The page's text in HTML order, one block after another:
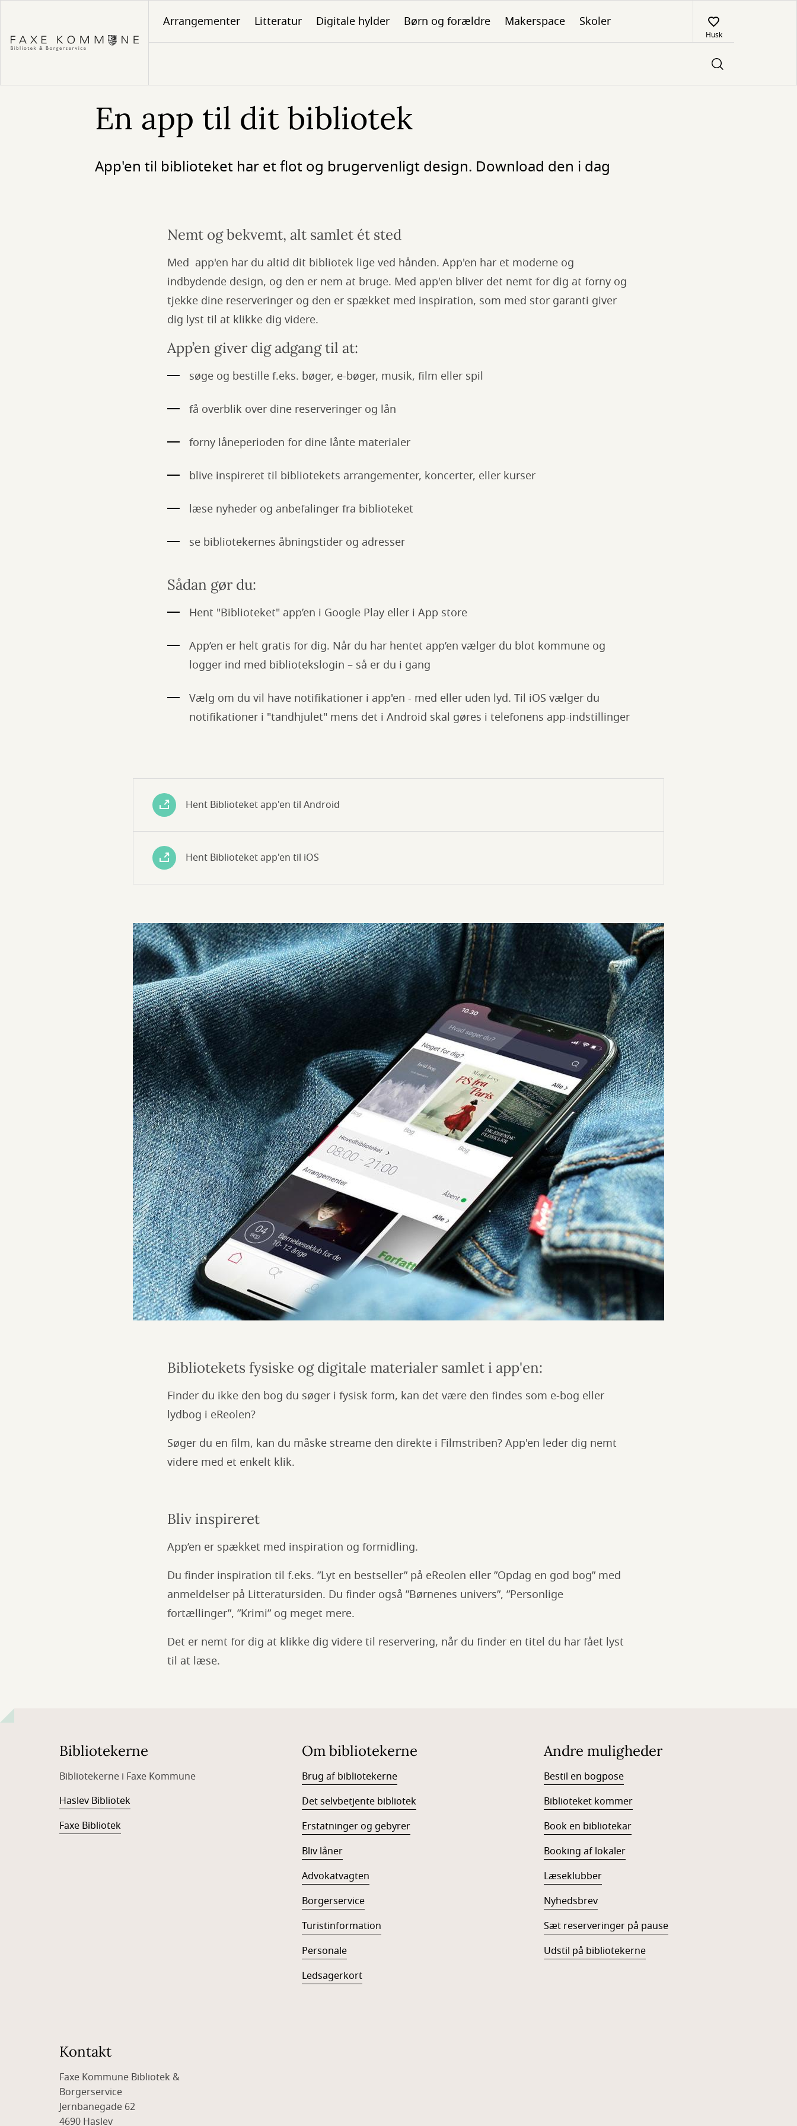
hovedindhold
Arrangementer Litteratur Digitale hylder Børn og forældre Makerspace Skoler
Husk
En app til dit bibliotek
App'en til biblioteket har et flot og brugervenligt design. Download den i dag
Nemt og bekvemt, alt samlet ét sted
Med app'en har du altid dit bibliotek lige ved hånden. App'en har et moderne og
indbydende design, og den er nem at bruge. Med app'en bliver det nemt for dig at forny og
tjekke dine reserveringer og den er spækket med inspiration, som med stor garanti giver
dig lyst til at klikke dig videre.
App’en giver dig adgang til at:
søge og bestille f.eks. bøger, e-bøger, musik, film eller spil
få overblik over dine reserveringer og lån
forny låneperioden for dine lånte materialer
blive inspireret til bibliotekets arrangementer, koncerter, eller kurser
læse nyheder og anbefalinger fra biblioteket
se bibliotekernes åbningstider og adresser
Sådan gør du:
Hent "Biblioteket" app’en i Google Play eller i App store
App’en er helt gratis for dig. Når du har hentet app’en vælger du blot kommune og
logger ind med bibliotekslogin – så er du i gang
Vælg om du vil have notifikationer i app'en - med eller uden lyd. Til iOS vælger du
notifikationer i "tandhjulet" mens det i Android skal gøres i telefonens app-indstillinger
Hent Biblioteket app'en til Android
Hent Biblioteket app'en til iOS
Bibliotekets fysiske og digitale materialer samlet i app'en:
Finder du ikke den bog du søger i fysisk form, kan det være den findes som e-bog eller
lydbog i eReolen?
Søger du en film, kan du måske streame den direkte i Filmstriben? App'en leder dig nemt
videre med et enkelt klik.
Bliv inspireret
App’en er spækket med inspiration og formidling.
Du finder inspiration til f.eks. ”Lyt en bestseller” på eReolen eller ”Opdag en god bog” med
anmeldelser på Litteratursiden. Du finder også ”Børnenes univers”, ”Personlige
fortællinger”, ”Krimi” og meget mere.
Det er nemt for dig at klikke dig videre til reservering, når du finder en titel du har fået lyst
til at læse.
Bibliotekerne
Bibliotekerne i Faxe Kommune
Haslev Bibliotek
Faxe Bibliotek
Om bibliotekerne
Brug af bibliotekerne
Det selvbetjente bibliotek
Erstatninger og gebyrer
Bliv låner
Advokatvagten
Borgerservice
Turistinformation
Personale
Ledsagerkort
Andre muligheder
Bestil en bogpose
Biblioteket kommer
Book en bibliotekar
Booking af lokaler
Læseklubber
Nyhedsbrev
Sæt reserveringer på pause
Udstil på bibliotekerne
Kontakt
Faxe Kommune Bibliotek &
Borgerservice
Jernbanegade 62
4690 Haslev